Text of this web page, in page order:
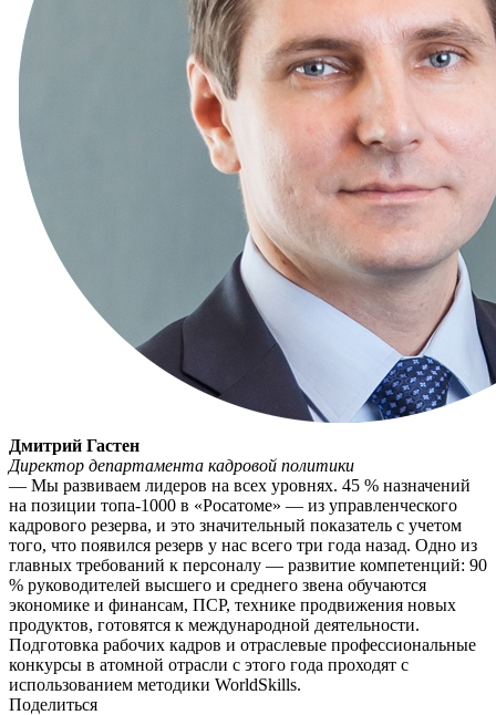
Дмитрий Гастен
Директор департамента кадровой политики
— Мы развиваем лидеров на всех уровнях. 45 % назначений
на позиции топа‑1000 в «Росатоме» — из управленческого
кадрового резерва, и это значительный показатель с учетом
того, что появился резерв у нас всего три года назад. Одно из
главных требований к персоналу — развитие компетенций: 90
% руководителей высшего и среднего звена обучаются
экономике и финансам, ПСР, технике продвижения новых
продуктов, готовятся к международной деятельности.
Подготовка рабочих кадров и отраслевые профессиональные
конкурсы в атомной отрасли с этого года проходят с
использованием методики WorldSkills.
Поделиться